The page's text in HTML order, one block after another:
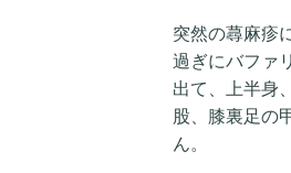
突然の蕁麻疹
過ぎにバファ
出て、上半身
股、膝裏足の
ん。